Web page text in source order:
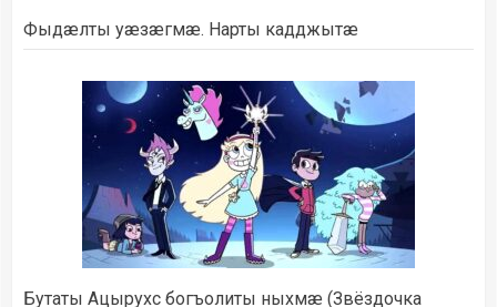
Фыдæлты уæзæгмæ. Нарты кадджытæ
Бутаты Ацырухс богъолиты ныхмæ (Звёздочка